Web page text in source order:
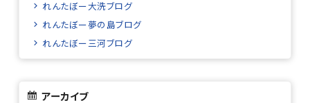
れんたぼー大洗ブログ
れんたぼー夢の島ブログ
れんたぼー三河ブログ
アーカイブ